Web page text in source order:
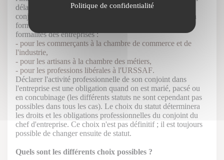
délai de deux mois, après le début de la participation du
conjoint à l'activité de l'entreprise. La déclaration prend la
forme d'un formulaire qui est à renvoyer au centre de
formalités des entreprises :
- pour les commerçants à la chambre de commerce et de
l'industrie,
- pour les artisans à la chambre des métiers,
- pour les professions libérales à l'URSSAF.
Déclarer l'activité professionnelle de son conjoint dans
l'entreprise est une obligation quand on est marié, pacsé ou
en concubinage (les différents statuts ne sont cependant pas
possibles dans tous les cas). Le choix du statut déterminera
les droits et les obligations professionnelles du conjoint du
chef d'entreprise. Ce choix n'est pas définitif ; il est toujours
possible de changer ensuite de statut.
Quels sont les différents choix possibles ?
Politique de confidentialité